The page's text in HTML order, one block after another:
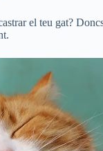
el teu gat?